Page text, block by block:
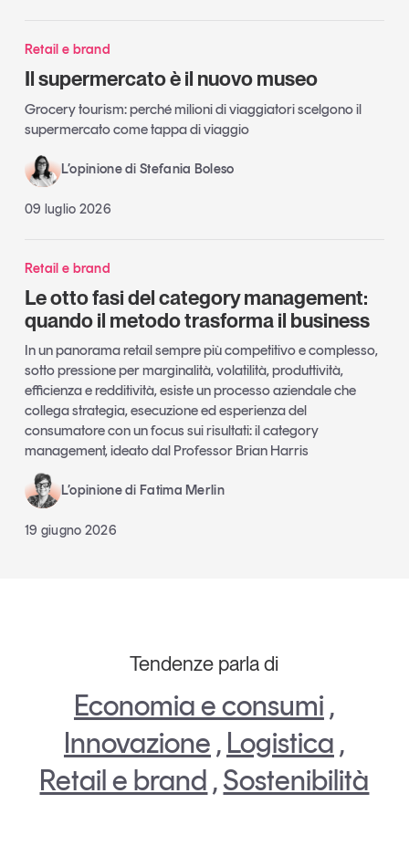
Retail e brand
Il supermercato è il nuovo museo
Grocery tourism: perché milioni di viaggiatori scelgono il
supermercato come tappa di viaggio
L’opinione di Stefania Boleso
09 luglio 2026
Retail e brand
Le otto fasi del category management:
quando il metodo trasforma il business
In un panorama retail sempre più competitivo e complesso,
sotto pressione per marginalità, volatilità, produttività,
efficienza e redditività, esiste un processo aziendale che
collega strategia, esecuzione ed esperienza del
consumatore con un focus sui risultati: il category
management, ideato dal Professor Brian Harris
L’opinione di Fatima Merlin
19 giugno 2026
Tendenze parla di
Economia e consumi ,
Innovazione , Logistica ,
Retail e brand ,Sostenibilità